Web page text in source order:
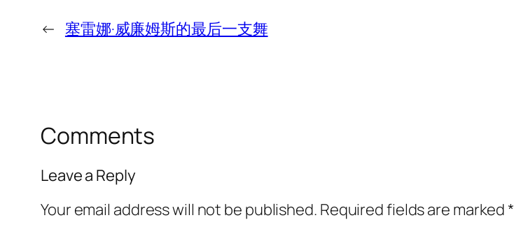
← 塞雷娜·威廉姆斯的最后一支舞
Comments
Leave a Reply
Your email address will not be published. Required fields are marked*